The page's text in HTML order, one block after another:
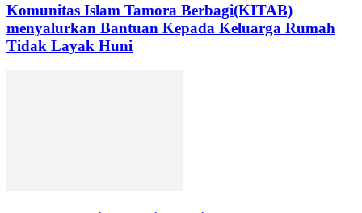
Komunitas Islam Tamora Berbagi(KITAB)
menyalurkan Bantuan Kepada Keluarga Rumah
Tidak Layak Huni